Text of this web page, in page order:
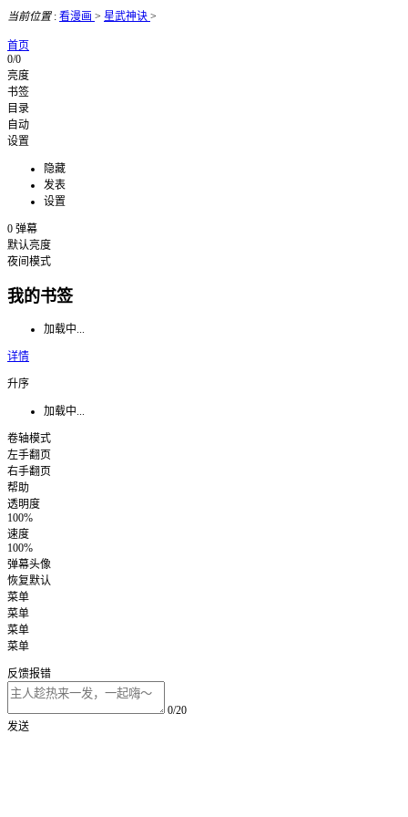
当前位置: 看漫画 > 星武神诀 >
首页
0/0
亮度
书签
目录
自动
设置
隐藏
发表
设置
0 弹幕
默认亮度
夜间模式
我的书签
加载中...
详情
升序
加载中...
卷轴模式
左手翻页
右手翻页
帮助
透明度
100%
速度
100%
弹幕头像
恢复默认
菜单
菜单
菜单
菜单
反馈报错
0/20
发送